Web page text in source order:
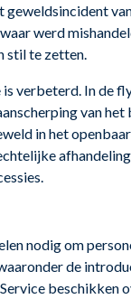
geweldsincident
werd
stil te zetten.
verbeterd. In de
van
in het
nodig om
de
beschikken